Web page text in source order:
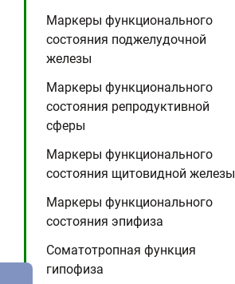
Маркеры функционального
состояния поджелудочной
железы
Маркеры функционального
состояния репродуктивной
сферы
Маркеры функционального
состояния щитовидной железы
Маркеры функционального
состояния эпифиза
Соматотропная функция
гипофиза